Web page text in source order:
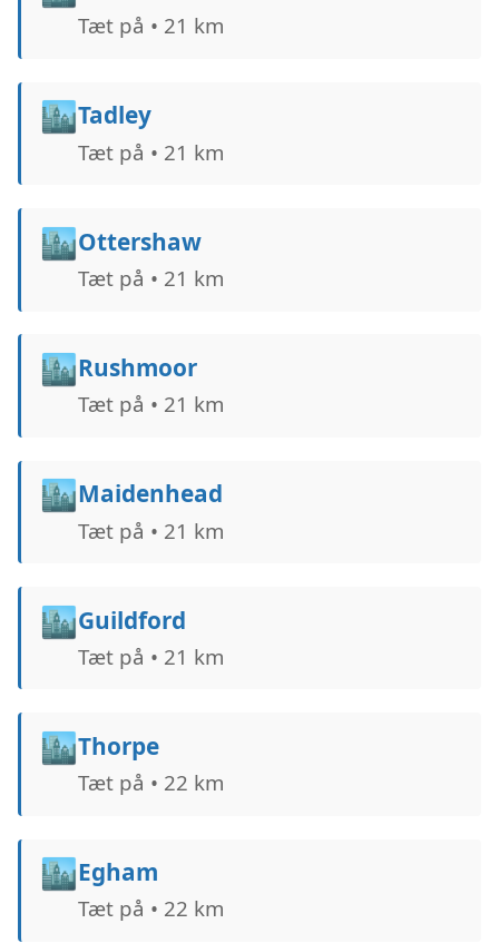
Tæt på • 21 km
🏙️Tadley
Tæt på • 21 km
🏙️Ottershaw
Tæt på • 21 km
🏙️Rushmoor
Tæt på • 21 km
🏙️Maidenhead
Tæt på • 21 km
🏙️Guildford
Tæt på • 21 km
🏙️Thorpe
Tæt på • 22 km
🏙️Egham
Tæt på • 22 km